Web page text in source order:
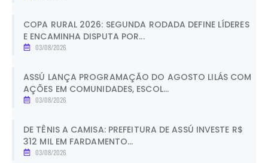
COPA RURAL 2026: SEGUNDA RODADA DEFINE LÍDERES
E ENCAMINHA DISPUTA POR...
03/08/2026
ASSÚ LANÇA PROGRAMAÇÃO DO AGOSTO LILÁS COM
AÇÕES EM COMUNIDADES, ESCOL...
03/08/2026
DE TÊNIS A CAMISA: PREFEITURA DE ASSÚ INVESTE R$
312 MIL EM FARDAMENTO...
03/08/2026